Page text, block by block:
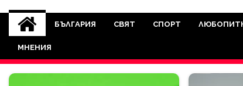
novinite-
Novinite-dnesbg.eu е медия,
Света. Новините, които се
между медията и
БЪЛГАРИЯ СВЯТ СПОРТ
МНЕНИЯ